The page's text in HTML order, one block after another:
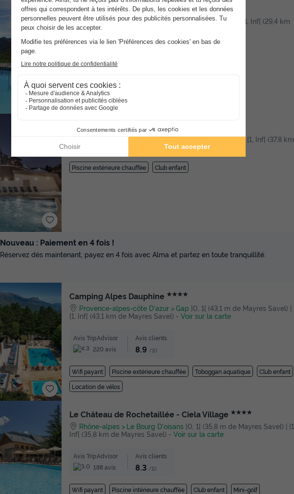
VVF Villages - Sud Vercors - Die ★★★
Rhône-alpes Die ]0, 1[ (29,4 m de Mayres Savel) | [1, Inf[ (29,4 km
de Mayres Savel)
8.9 /10
Piscine extérieure chauffée
Hôtel Club mmv les Bergers
Rhône-alpes Huez ]0, 1[ (37,8 m de Mayres Savel) | [1, Inf[ (37,8 km
de Mayres Savel)
Voir sur la carte
Piscine extérieure chauffée Club enfant
Camping Alpes Dauphine ★★★★
Provence-alpes-côte D'azur Gap ]0, 1[ (43,1 m de Mayres Savel) |
[1, Inf[ (43,1 km de Mayres Savel) - Voir sur la carte
Avis TripAdvisor
220 avis
Avis clients
8.9 /10
Wifi payant Piscine extérieure chauffée Toboggan aquatique
Club enfant
Location de vélos
Le Château de Rochetaillée - Ciela Village ★★★★
Rhône-alpes Le Bourg D'oisans ]0, 1[ (35,8 m de Mayres Savel) | [1,
Inf[ (35,8 km de Mayres Savel) - Voir sur la carte
Avis TripAdvisor
188 avis
Avis clients
8.3 /10
Wifi payant Piscine intérieure chauffée Club enfant Mini-golf
Nouveau : Paiement en 4 fois !
Réservez dès maintenant, payez en 4 fois avec Alma et partez en toute tranquillité.